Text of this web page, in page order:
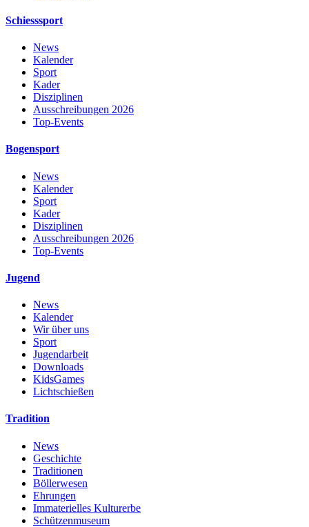
Schiesssport
News
Kalender
Sport
Kader
Disziplinen
Ausschreibungen 2026
Top-Events
Bogensport
News
Kalender
Sport
Kader
Disziplinen
Ausschreibungen 2026
Top-Events
Jugend
News
Kalender
Wir über uns
Sport
Jugendarbeit
Downloads
KidsGames
Lichtschießen
Tradition
News
Geschichte
Traditionen
Böllerwesen
Ehrungen
Immaterielles Kulturerbe
Schützenmuseum